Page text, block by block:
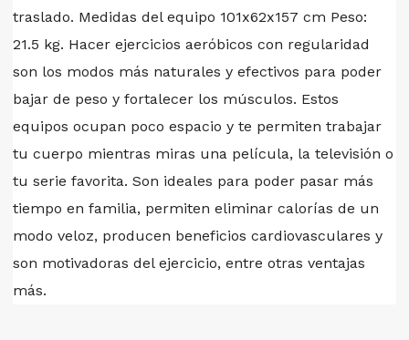
traslado. Medidas del equipo 101x62x157 cm Peso:
21.5 kg. Hacer ejercicios aeróbicos con regularidad
son los modos más naturales y efectivos para poder
bajar de peso y fortalecer los músculos. Estos
equipos ocupan poco espacio y te permiten trabajar
tu cuerpo mientras miras una película, la televisión o
tu serie favorita. Son ideales para poder pasar más
tiempo en familia, permiten eliminar calorías de un
modo veloz, producen beneficios cardiovasculares y
son motivadoras del ejercicio, entre otras ventajas
más.